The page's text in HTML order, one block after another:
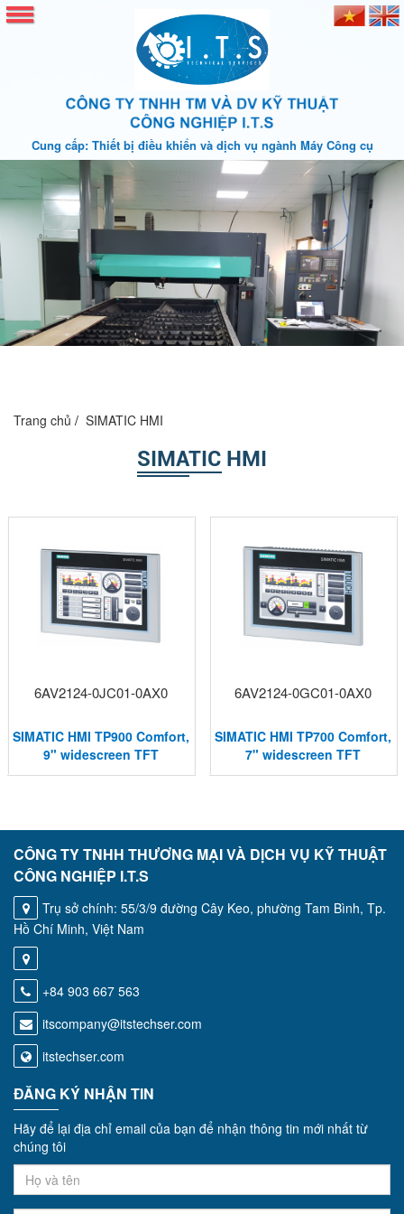
Cung cấp: Thiết bị điều khiển và dịch vụ ngành Máy Công cụ
Trang chủ SIMATIC HMI
SIMATIC HMI
6AV2124-0JC01-0AX0
SIMATIC HMI TP900 Comfort,
9" widescreen TFT
6AV2124-0GC01-0AX0
SIMATIC HMI TP700 Comfort,
7" widescreen TFT
CÔNG TY TNHH THƯƠNG MẠI VÀ DỊCH VỤ KỸ THUẬT
CÔNG NGHIỆP I.T.S
Trụ sở chính: 55/3/9 đường Cây Keo, phường Tam Bình, Tp.
Hồ Chí Minh, Việt Nam
+84 903 667 563
itscompany@itstechser.com
itstechser.com
ĐĂNG KÝ NHẬN TIN
Hãy để lại địa chỉ email của bạn để nhận thông tin mới nhất từ
chúng tôi